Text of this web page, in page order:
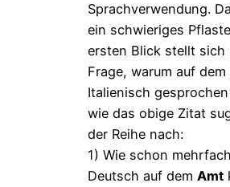
Sprachverwendung.
ein schwieriges
ersten Blick stellt sich
Frage, warum auf dem
Italienisch
wie das obige Zitat
der Reihe nach:
1) Wie schon
Deutsch auf dem Amt